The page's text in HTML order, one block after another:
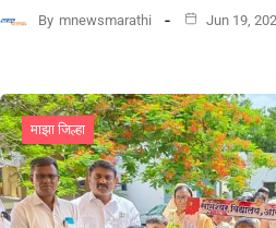
By mnewsmarathi Jun 19,
माझा जिल्हा